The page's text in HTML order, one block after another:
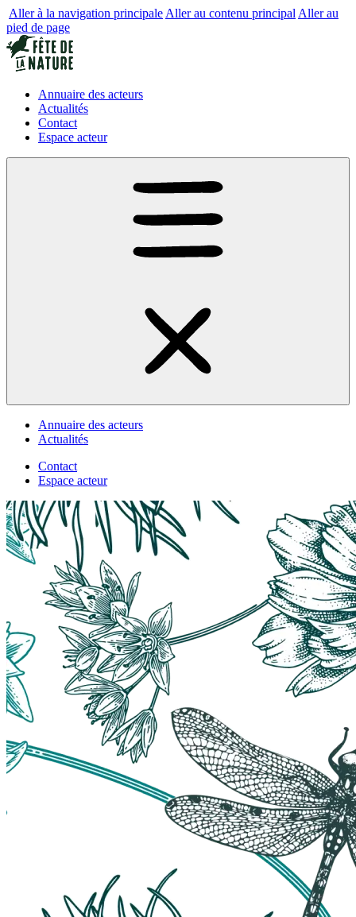
Aller à la navigation principale Aller au contenu principal Aller au
pied de page
Annuaire des acteurs
Actualités
Contact
Espace acteur
Annuaire des acteurs
Actualités
Contact
Espace acteur